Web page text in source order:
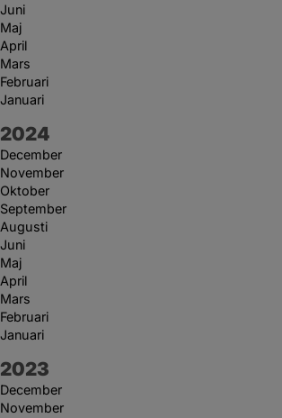
Juni
Maj
April
Mars
Februari
Januari
År:
2024
December
November
Oktober
September
Augusti
Juni
Maj
April
Mars
Februari
Januari
År:
2023
December
November